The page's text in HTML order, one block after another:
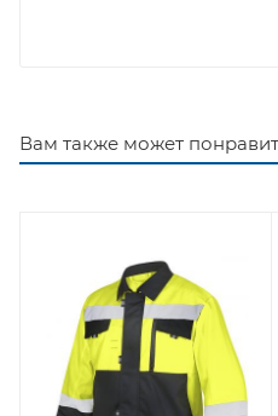
Вам также может